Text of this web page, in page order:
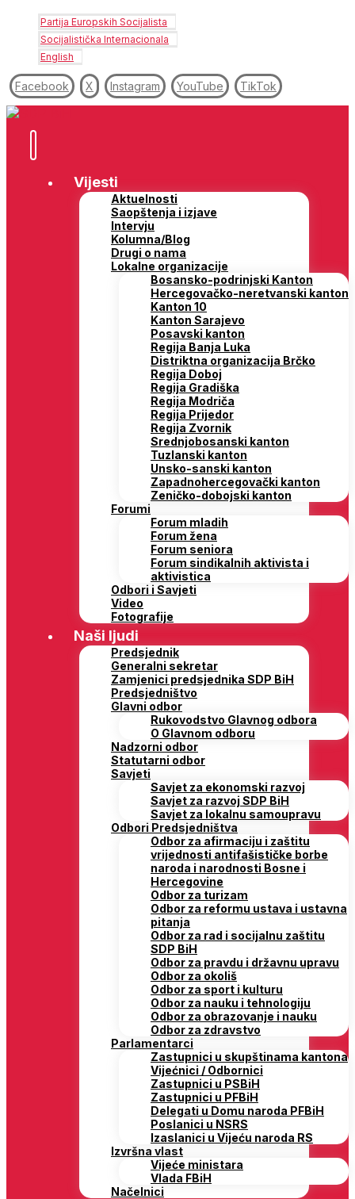
Partija Europskih Socijalista
Socijalistička Internacionala
English
Facebook X Instagram YouTube TikTok
Vijesti
Aktuelnosti
Saopštenja i izjave
Intervju
Kolumna/Blog
Drugi o nama
Lokalne organizacije
Bosansko-podrinjski Kanton
Hercegovačko-neretvanski kanton
Kanton 10
Kanton Sarajevo
Posavski kanton
Regija Banja Luka
Distriktna organizacija Brčko
Regija Doboj
Regija Gradiška
Regija Modriča
Regija Prijedor
Regija Zvornik
Srednjobosanski kanton
Tuzlanski kanton
Unsko-sanski kanton
Zapadnohercegovački kanton
Zeničko-dobojski kanton
Forumi
Forum mladih
Forum žena
Forum seniora
Forum sindikalnih aktivista i
aktivistica
Odbori i Savjeti
Video
Fotografije
Naši ljudi
Predsjednik
Generalni sekretar
Zamjenici predsjednika SDP BiH
Predsjedništvo
Glavni odbor
Rukovodstvo Glavnog odbora
O Glavnom odboru
Nadzorni odbor
Statutarni odbor
Savjeti
Savjet za ekonomski razvoj
Savjet za razvoj SDP BiH
Savjet za lokalnu samoupravu
Odbori Predsjedništva
Odbor za afirmaciju i zaštitu
vrijednosti antifašističke borbe
naroda i narodnosti Bosne i
Hercegovine
Odbor za turizam
Odbor za reformu ustava i ustavna
pitanja
Odbor za rad i socijalnu zaštitu
SDP BiH
Odbor za pravdu i državnu upravu
Odbor za okoliš
Odbor za sport i kulturu
Odbor za nauku i tehnologiju
Odbor za obrazovanje i nauku
Odbor za zdravstvo
Parlamentarci
Zastupnici u skupštinama kantona
Vijećnici / Odbornici
Zastupnici u PSBiH
Zastupnici u PFBiH
Delegati u Domu naroda PFBiH
Poslanici u NSRS
Izaslanici u Vijeću naroda RS
Izvršna vlast
Vijeće ministara
Vlada FBiH
Načelnici